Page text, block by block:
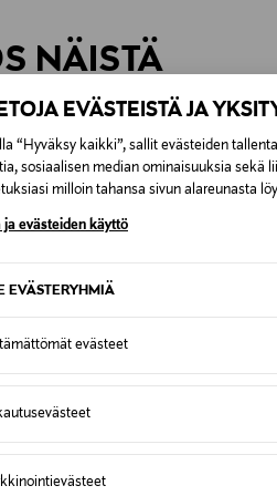
EVÄSTEISTÄ JA
“Hyväksy kaikki”, sallit evästeiden
sosiaalisen median ominaisuuksia sekä
milloin tahansa sivun alareunasta
ja evästeiden käyttö
EVÄSTERYHMIÄ
evästeet
NÄISTÄ